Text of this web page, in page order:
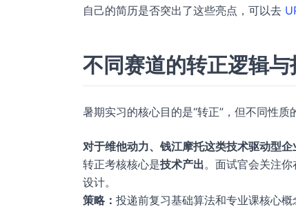
自己的简历是否突出了这些亮点，可以去
不同赛道的转正逻辑
暑期实习的核心目的是“转正”，但不同性
对于维他动力、钱江摩托这类技术驱动型企
转正考核核心是技术产出。面试官会关注
设计。
策略： 投递前复习基础算法和专业课核心概